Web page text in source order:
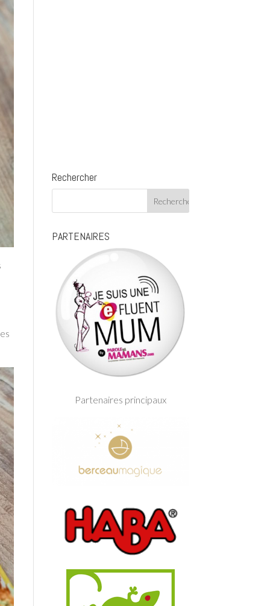
Rechercher
PARTENAIRES
Partenaires principaux